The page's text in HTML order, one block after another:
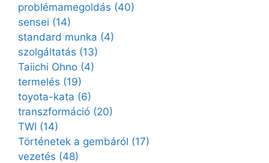
problémamegoldás (40)
sensei (14)
standard munka (4)
szolgáltatás (13)
Taiichi Ohno (4)
termelés (19)
toyota-kata (6)
transzformáció (20)
TWI (14)
Történetek a gembáról (17)
vezetés (48)